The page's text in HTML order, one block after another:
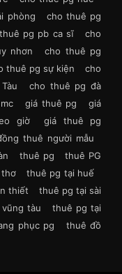
phòng
cho thuê pg
pg pb ca sĩ
cho
nhơn
cho thuê pg
thuê pg sự kiện
cho
cho thuê pg đà
giá thuê pg
giá
giờ
giá thuê pg
thuê người mẫu
thuê pg
thuê PG
thuê pg tại huế
thiết
thuê pg tại sài
tàu
thuê pg tại
phục pg
thuê đồ